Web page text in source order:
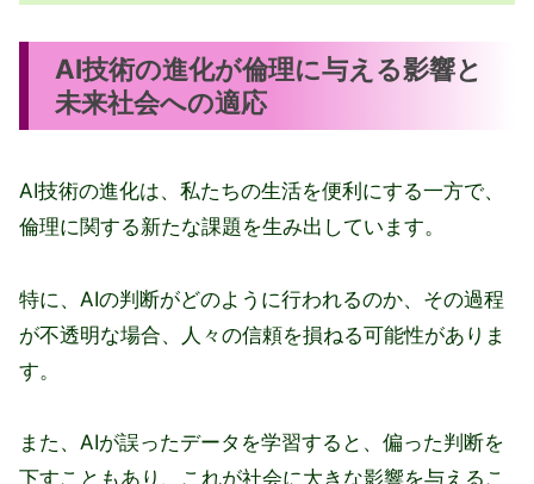
AI技術の進化が倫理に与える影響と
未来社会への適応
AI技術の進化は、私たちの生活を便利にする一方で、
倫理に関する新たな課題を生み出しています。
特に、AIの判断がどのように行われるのか、その過程
が不透明な場合、人々の信頼を損ねる可能性がありま
す。
また、AIが誤ったデータを学習すると、偏った判断を
下すこともあり、これが社会に大きな影響を与えるこ